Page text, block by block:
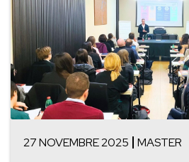
27 NOVEMBRE 2025 MASTER